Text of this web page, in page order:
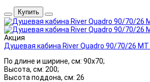
Купить
Акция
Душевая кабина River Quadro 90/70/26
По длине и ширине, см: 90x70;
Высота, см: 200;
Высота поддона, см: 26